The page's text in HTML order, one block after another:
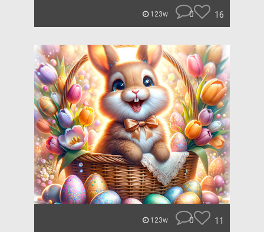
123w 0 16
123w 0 11